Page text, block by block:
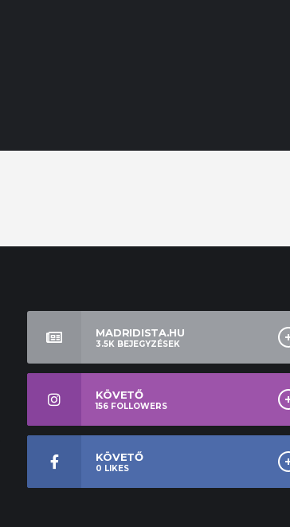
MADRIDISTA.HU
3.5K BEJEGYZÉSEK
KÖVETŐ
156 FOLLOWERS
KÖVETŐ
0 LIKES